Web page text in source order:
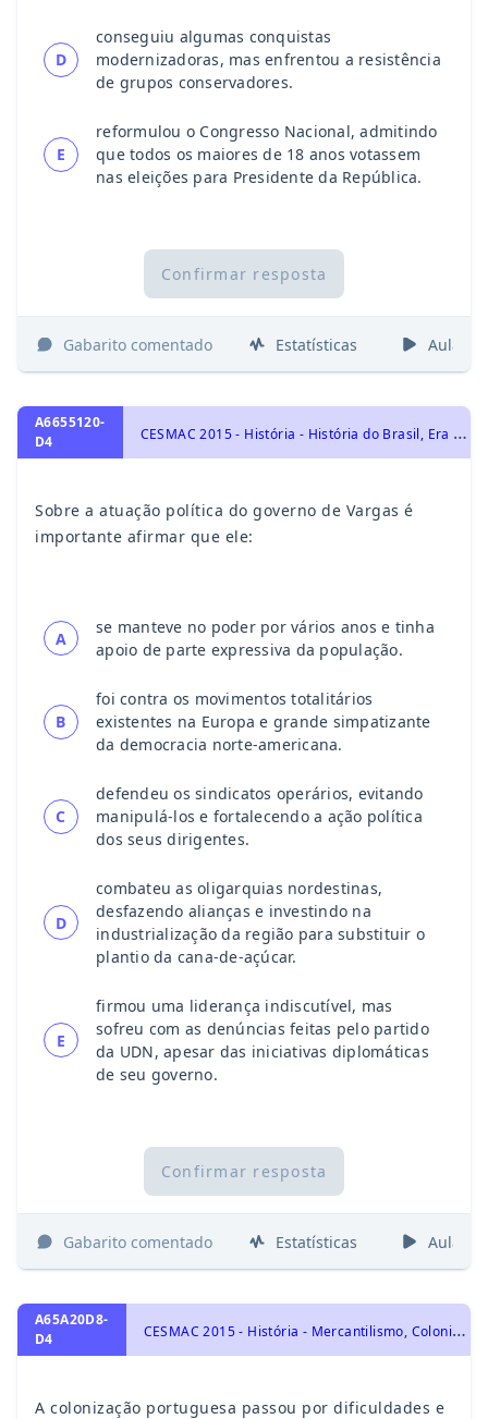
D
conseguiu algumas conquistas
modernizadoras, mas enfrentou a resistência
de grupos conservadores.
E
reformulou o Congresso Nacional, admitindo
que todos os maiores de 18 anos votassem
nas eleições para Presidente da República.
Confirmar resposta
Gabarito comentado Estatísticas Aulas
A6655120-
D4
C
ESMAC 2015 - História - História do Brasil, Era Vargas – 1930-1954
Sobre a atuação política do governo de Vargas é
importante afirmar que ele:
A
se manteve no poder por vários anos e tinha
apoio de parte expressiva da população.
B
foi contra os movimentos totalitários
existentes na Europa e grande simpatizante
da democracia norte-americana.
C
defendeu os sindicatos operários, evitando
manipulá-los e fortalecendo a ação política
dos seus dirigentes.
D
combateu as oligarquias nordestinas,
desfazendo alianças e investindo na
industrialização da região para substituir o
plantio da cana-de-açúcar.
E
firmou uma liderança indiscutível, mas
sofreu com as denúncias feitas pelo partido
da UDN, apesar das iniciativas diplomáticas
de seu governo.
Confirmar resposta
Gabarito comentado Estatísticas Aulas
A65A20D8-
D4
C
ESMAC 2015 - História - Mercantilismo, Colonialismo e a ocupação portuguesa no Brasil, História do Brasil
A colonização portuguesa passou por dificuldades e